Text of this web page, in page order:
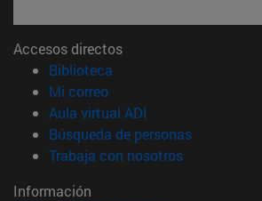
Accesos directos
Biblioteca
Mi correo(abre en nueva ventana)
Aula virtual ADI
Búsqueda de personas(abre en
Trabaja con nosotros(abre en
Información